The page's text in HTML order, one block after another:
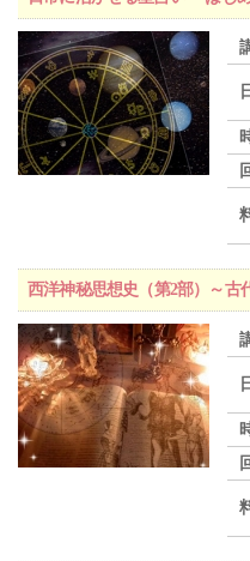
西洋神秘思想史（第2部）～古